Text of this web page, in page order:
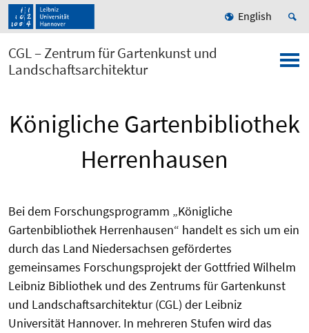
English
CGL – Zentrum für Gartenkunst und
Landschaftsarchitektur
Königliche Gartenbibliothek
Herrenhausen
Bei dem Forschungsprogramm „Königliche
Gartenbibliothek Herrenhausen“ handelt es sich um ein
durch das Land Niedersachsen gefördertes
gemeinsames Forschungsprojekt der Gottfried Wilhelm
Leibniz Bibliothek und des Zentrums für Gartenkunst
und Landschaftsarchitektur (CGL) der Leibniz
Universität Hannover. In mehreren Stufen wird das